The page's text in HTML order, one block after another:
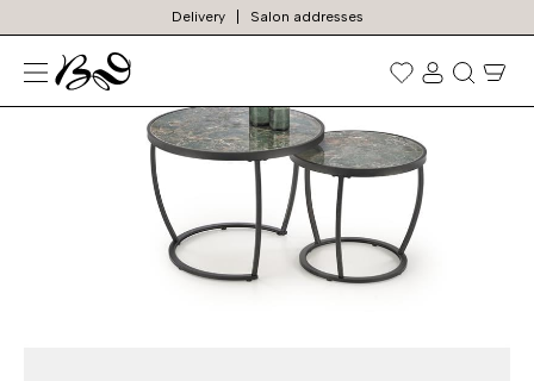
Delivery Salon addresses
Prekių
paieška
TOP